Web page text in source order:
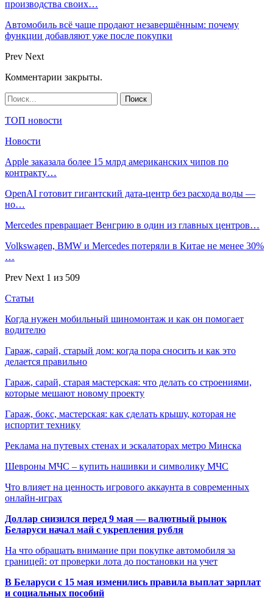
производства своих…
Автомобиль всё чаще продают незавершённым: почему
функции добавляют уже после покупки
Prev Next
Комментарии закрыты.
ТОП новости
Новости
Apple заказала более 15 млрд американских чипов по
контракту…
OpenAI готовит гигантский дата-центр без расхода воды —
но…
Mercedes превращает Венгрию в один из главных центров…
Volkswagen, BMW и Mercedes потеряли в Китае не менее 30%
…
Prev Next 1 из 509
Статьи
Когда нужен мобильный шиномонтаж и как он помогает
водителю
Гараж, сарай, старый дом: когда пора сносить и как это
делается правильно
Гараж, сарай, старая мастерская: что делать со строениями,
которые мешают новому проекту
Гараж, бокс, мастерская: как сделать крышу, которая не
испортит технику
Реклама на путевых стенах и эскалаторах метро Минска
Шевроны МЧС – купить нашивки и символику МЧС
Что влияет на ценность игрового аккаунта в современных
онлайн-играх
Доллар снизился перед 9 мая — валютный рынок
Беларуси начал май с укрепления рубля
На что обращать внимание при покупке автомобиля за
границей: от проверки лота до постановки на учет
В Беларуси с 15 мая изменились правила выплат зарплат
и социальных пособий